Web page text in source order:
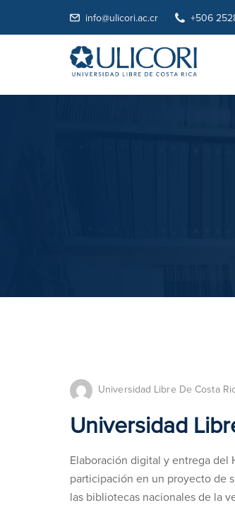
info@ulicori.ac.cr +506
Universidad Libre De Costa
Universidad
Elaboración digital y entrega del
participación en un proyecto de
las bibliotecas nacionales de la